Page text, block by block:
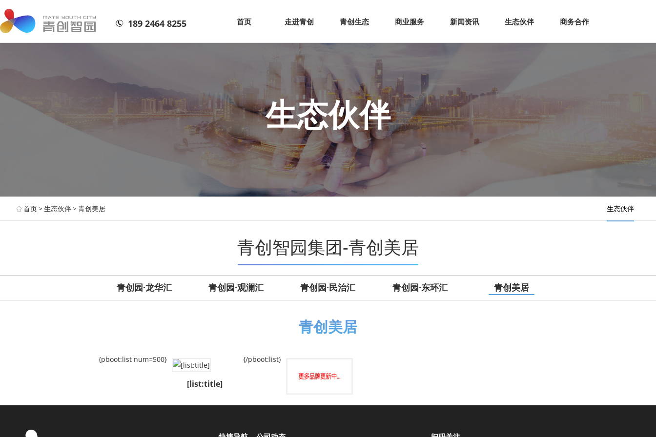
网站首页 走进青创 青创生态 商业服务 新闻资讯 生态伙伴
189 2464 8255 首页 走进青创 青创生态 商业服务 新闻资讯 生态伙伴 商务合作
生态伙伴
首页>生态伙伴>青创美居 生态伙伴
青创智园集团-青创美居
青创园·龙华汇 青创园·观澜汇 青创园·民治汇 青创园·东环汇 青创美居
青创美居
{pboot:list num=500}
[list:title]
{/pboot:list}